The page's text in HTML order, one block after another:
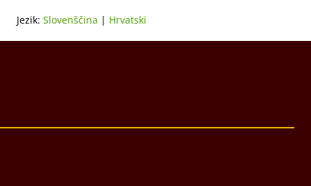
Jezik: Slovenščina | Hrvatski